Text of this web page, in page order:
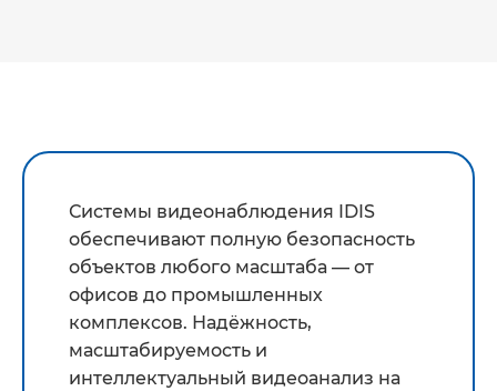
Системы видеонаблюдения IDIS
обеспечивают полную безопасность
объектов любого масштаба — от
офисов до промышленных
комплексов. Надёжность,
масштабируемость и
интеллектуальный видеоанализ на